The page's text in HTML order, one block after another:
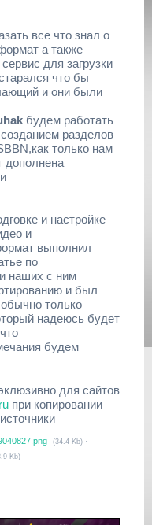
все что знал о
а также
для загрузки
что бы
и они были
будем работать
разделов
только нам
дополнена
и настройке
и
выполнил
по
наших с ним
и был
только
надеюсь будет
будем
для сайтов
при копировании
(34.4 Kb) ·
Kb)